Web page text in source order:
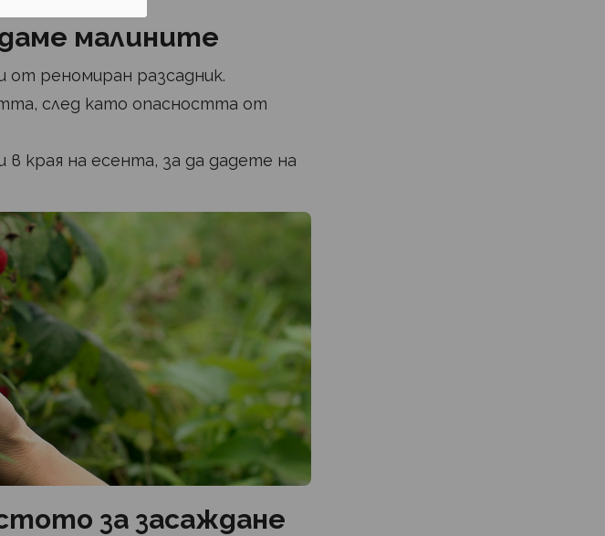
малините
от реномиран разсадник.
след като опасността от
края на есента, за да дадете на
за засаждане